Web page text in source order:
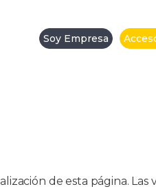
Soy Empresa
de esta página. Las